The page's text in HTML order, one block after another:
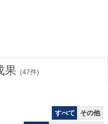
果 (47件)
すべて
その他